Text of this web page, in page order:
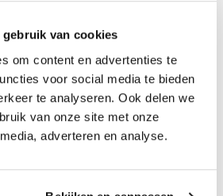
gebruik van cookies
om content en advertenties te
voor social media te bieden
te analyseren. Ook delen we
van onze site met onze
adverteren en analyse.
beschikbaar waarmee je thuis de
monster bestel je op de
gewenste kleur. Het effect van de kleur
hout en kan per vloer iets afwijken van
wij altijd een test uit te voeren
afgewerkt. De kleuren zijn ook te
met grijstinten of de houtwaaier met